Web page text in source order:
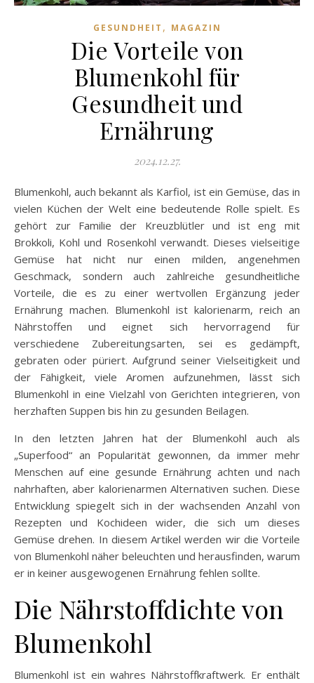
GESUNDHEIT , MAGAZIN
Die Vorteile von
Blumenkohl für
Gesundheit und
Ernährung
2024.12.27.
Blumenkohl, auch bekannt als Karfiol, ist ein Gemüse, das in
vielen Küchen der Welt eine bedeutende Rolle spielt. Es
gehört zur Familie der Kreuzblütler und ist eng mit
Brokkoli, Kohl und Rosenkohl verwandt. Dieses vielseitige
Gemüse hat nicht nur einen milden, angenehmen
Geschmack, sondern auch zahlreiche gesundheitliche
Vorteile, die es zu einer wertvollen Ergänzung jeder
Ernährung machen. Blumenkohl ist kalorienarm, reich an
Nährstoffen und eignet sich hervorragend für
verschiedene Zubereitungsarten, sei es gedämpft,
gebraten oder püriert. Aufgrund seiner Vielseitigkeit und
der Fähigkeit, viele Aromen aufzunehmen, lässt sich
Blumenkohl in eine Vielzahl von Gerichten integrieren, von
herzhaften Suppen bis hin zu gesunden Beilagen.
In den letzten Jahren hat der Blumenkohl auch als
„Superfood“ an Popularität gewonnen, da immer mehr
Menschen auf eine gesunde Ernährung achten und nach
nahrhaften, aber kalorienarmen Alternativen suchen. Diese
Entwicklung spiegelt sich in der wachsenden Anzahl von
Rezepten und Kochideen wider, die sich um dieses
Gemüse drehen. In diesem Artikel werden wir die Vorteile
von Blumenkohl näher beleuchten und herausfinden, warum
er in keiner ausgewogenen Ernährung fehlen sollte.
Die Nährstoffdichte von
Blumenkohl
Blumenkohl ist ein wahres Nährstoffkraftwerk. Er enthält